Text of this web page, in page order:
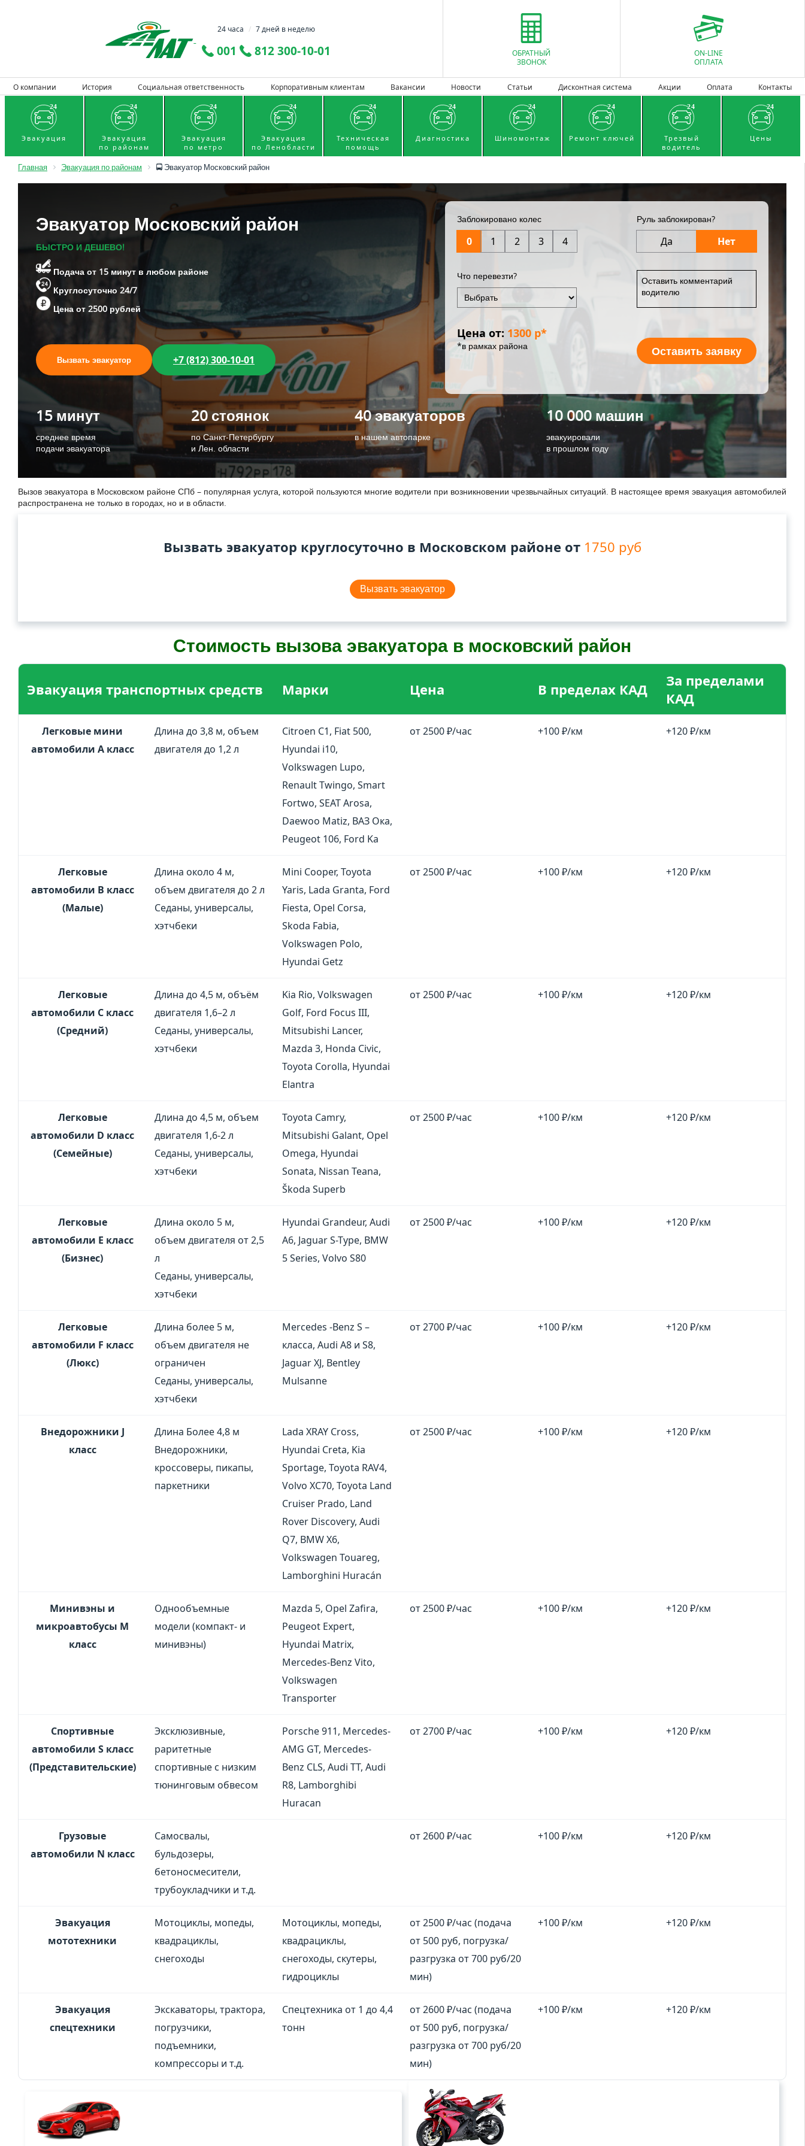
24 часа / 7 дней в неделю
001 812 300-10-01
ОБРАТНЫЙ
ЗВОНОК
ON-LINE
ОПЛАТА
О компании История Социальная ответственность Корпоративным клиентам Вакансии Новости Статьи Дисконтная система Акции Оплата Контакты
Эвакуация
Эвакуация
по районам
Эвакуация
по метро
Эвакуация
по Ленобласти
Техническая
помощь
Диагностика Шиномонтаж Ремонт ключей
Трезвый
водитель
Цены
Главная Эвакуация по районам 🚍 Эвакуатор Московский район
Эвакуатор Московский район
БЫСТРО И ДЕШЕВО!
Подача от 15 минут в любом районе
Круглосуточно 24/7
Цена от 2500 рублей
Вызвать эвакуатор +7 (812) 300-10-01
Заблокировано колес
0 1 2 3 4
Руль заблокирован?
Да Нет
Что перевезти?
Цена от: 1300 р*
*в рамках района Оставить заявку
15 минут
среднее время
подачи эвакуатора
20 стоянок
по Санкт-Петербургу
и Лен. области
40 эвакуаторов
в нашем автопарке
10 000 машин
эвакуировали
в прошлом году
Вызов эвакуатора в Московском районе СПб – популярная услуга, которой пользуются многие водители при возникновении чрезвычайных ситуаций. В настоящее время эвакуация автомобилей
распространена не только в городах, но и в области.
Вызвать эвакуатор круглосуточно в Московском районе от 1750 руб
Вызвать эвакуатор
Стоимость вызова эвакуатора в московский район
Эвакуация транспортных средств Марки Цена В пределах КАД
За пределами
КАД
Легковые мини
автомобили А класс
Длина до 3,8 м, объем
двигателя до 1,2 л
Citroen C1, Fiat 500,
Hyundai i10,
Volkswagen Lupo,
Renault Twingo, Smart
Fortwo, SEAT Arosa,
Daewoo Matiz, ВАЗ Ока,
Peugeot 106, Ford Ka
от 2500 ₽/час +100 ₽/км +120 ₽/км
Легковые
автомобили В класс
(Малые)
Длина около 4 м,
объем двигателя до 2 л
Седаны, универсалы,
хэтчбеки
Mini Cooper, Toyota
Yaris, Lada Granta, Ford
Fiesta, Opel Corsa,
Skoda Fabia,
Volkswagen Polo,
Hyundai Getz
от 2500 ₽/час +100 ₽/км +120 ₽/км
Легковые
автомобили C класс
(Средний)
Длина до 4,5 м, объём
двигателя 1,6–2 л
Седаны, универсалы,
хэтчбеки
Kia Rio, Volkswagen
Golf, Ford Focus III,
Mitsubishi Lancer,
Mazda 3, Honda Civic,
Toyota Corolla, Hyundai
Elantra
от 2500 ₽/час +100 ₽/км +120 ₽/км
Легковые
автомобили D класс
(Семейные)
Длина до 4,5 м, объем
двигателя 1,6-2 л
Седаны, универсалы,
хэтчбеки
Toyota Camry,
Mitsubishi Galant, Opel
Omega, Hyundai
Sonata, Nissan Teana,
Škoda Superb
от 2500 ₽/час +100 ₽/км +120 ₽/км
Легковые
автомобили Е класс
(Бизнес)
Длина около 5 м,
объем двигателя от 2,5
л
Седаны, универсалы,
хэтчбеки
Hyundai Grandeur, Audi
A6, Jaguar S-Type, BMW
5 Series, Volvo S80
от 2500 ₽/час +100 ₽/км +120 ₽/км
Легковые
автомобили F класс
(Люкс)
Длина более 5 м,
объем двигателя не
ограничен
Седаны, универсалы,
хэтчбеки
Mercedes -Benz S –
класса, Audi A8 и S8,
Jaguar XJ, Bentley
Mulsanne
от 2700 ₽/час +100 ₽/км +120 ₽/км
Внедорожники J
класс
Длина Более 4,8 м
Внедорожники,
кроссоверы, пикапы,
паркетники
Lada XRAY Cross,
Hyundai Creta, Kia
Sportage, Toyota RAV4,
Volvo XC70, Toyota Land
Cruiser Prado, Land
Rover Discovery, Audi
Q7, BMW X6,
Volkswagen Touareg,
Lamborghini Huracán
от 2500 ₽/час +100 ₽/км +120 ₽/км
Минивэны и
микроавтобусы M
класс
Однообъемные
модели (компакт- и
минивэны)
Mazda 5, Opel Zafira,
Peugeot Expert,
Hyundai Matrix,
Mercedes-Benz Vito,
Volkswagen
Transporter
от 2500 ₽/час +100 ₽/км +120 ₽/км
Спортивные
автомобили S класс
(Представительские)
Эксклюзивные,
раритетные
спортивные с низким
тюнинговым обвесом
Porsche 911, Mercedes-
AMG GT, Mercedes-
Benz CLS, Audi TT, Audi
R8, Lamborghibi
Huracan
от 2700 ₽/час +100 ₽/км +120 ₽/км
Грузовые
автомобили N класс
Самосвалы,
бульдозеры,
бетоносмесители,
трубоукладчики и т.д.
от 2600 ₽/час +100 ₽/км +120 ₽/км
Эвакуация
мототехники
Мотоциклы, мопеды,
квадрациклы,
снегоходы
Мотоциклы, мопеды,
квадрациклы,
снегоходы, скутеры,
гидроциклы
от 2500 ₽/час (подача
от 500 руб, погрузка/
разгрузка от 700 руб/20
мин)
+100 ₽/км +120 ₽/км
Эвакуация
спецтехники
Экскаваторы, трактора,
погрузчики,
подъемники,
компрессоры и т.д.
Спецтехника от 1 до 4,4
тонн
от 2600 ₽/час (подача
от 500 руб, погрузка/
разгрузка от 700 руб/20
мин)
+100 ₽/км +120 ₽/км